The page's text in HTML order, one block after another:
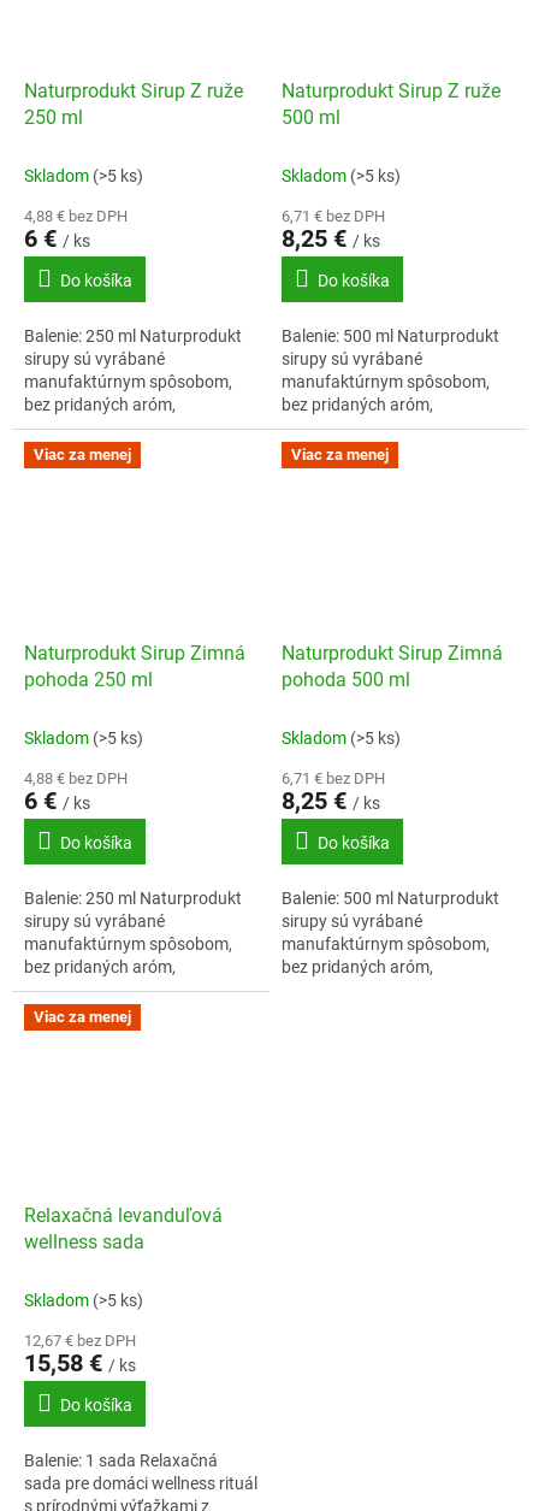
Naturprodukt Sirup Z ruže
250 ml
Skladom (>5 ks)
4,88 € bez DPH
6 € / ks
Do košíka
Balenie: 250 ml Naturprodukt
sirupy sú vyrábané
manufaktúrnym spôsobom,
bez pridaných aróm,
konzervantov a zvýrazňovačov
chuti. Vôňu a chuť dodáva
sirupom adekvátna porcia...
Naturprodukt Sirup Z ruže
500 ml
Skladom (>5 ks)
6,71 € bez DPH
8,25 € / ks
Do košíka
Balenie: 500 ml Naturprodukt
sirupy sú vyrábané
manufaktúrnym spôsobom,
bez pridaných aróm,
konzervantov a zvýrazňovačov
chuti. Vôňu a chuť dodáva
sirupom adekvátna porcia...
Viac za menej
Naturprodukt Sirup Zimná
pohoda 250 ml
Skladom (>5 ks)
4,88 € bez DPH
6 € / ks
Do košíka
Balenie: 250 ml Naturprodukt
sirupy sú vyrábané
manufaktúrnym spôsobom,
bez pridaných aróm,
konzervantov či
zvýrazňovačov chuti. Vôňu a
chuť dodáva sirupom
Viac za menej
Naturprodukt Sirup Zimná
pohoda 500 ml
Skladom (>5 ks)
6,71 € bez DPH
8,25 € / ks
Do košíka
Balenie: 500 ml Naturprodukt
sirupy sú vyrábané
manufaktúrnym spôsobom,
bez pridaných aróm,
Viac za menej
Relaxačná levanduľová
wellness sada
Skladom (>5 ks)
12,67 € bez DPH
15,58 € / ks
Do košíka
Balenie: 1 sada Relaxačná
sada pre domáci wellness rituál
s prírodnými výťažkami z